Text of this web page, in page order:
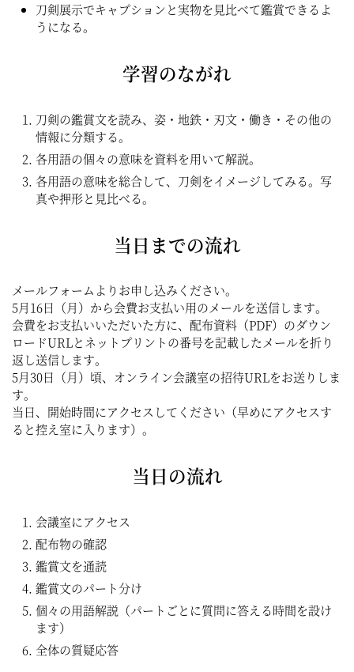
刀剣展示でキャプションと実物を見比べて鑑賞できるよ
うになる。
学習のながれ
刀剣の鑑賞文を読み、姿・地鉄・刃文・働き・その他の
情報に分類する。
各用語の個々の意味を資料を用いて解説。
各用語の意味を総合して、刀剣をイメージしてみる。写
真や押形と見比べる。
当日までの流れ
メールフォームよりお申し込みください。
5月16日（月）から会費お支払い用のメールを送信します。
会費をお支払いいただいた方に、配布資料（PDF）のダウン
ロードURLとネットプリントの番号を記載したメールを折り
返し送信します。
5月30日（月）頃、オンライン会議室の招待URLをお送りしま
す。
当日、開始時間にアクセスしてください（早めにアクセスす
ると控え室に入ります）。
当日の流れ
会議室にアクセス
配布物の確認
鑑賞文を通読
鑑賞文のパート分け
個々の用語解説（パートごとに質問に答える時間を設け
ます）
全体の質疑応答